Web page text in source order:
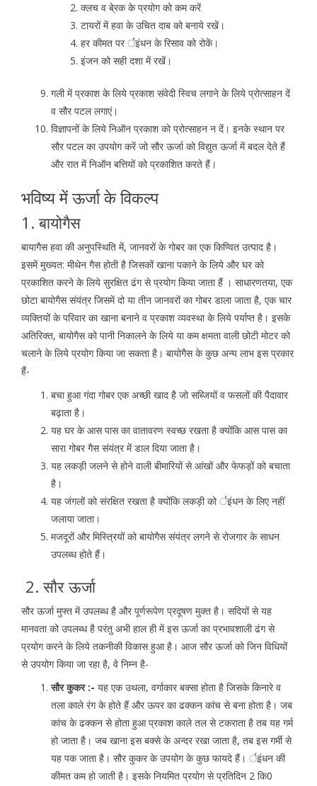
क्लच व बे्रक के प्रयोग को कम करें
टायरों में हवा के उचित दाब को बनाये रखें।
हर कीमत पर र्इंधन के रिसाव को रोकें।
इंजन को सही दशा में रखें।
गली में प्रकाश के लिये प्रकाश संवेदी स्विच लगाने के लिये प्रोत्साहन दें
व सौर पटल लगाएं।
विज्ञापनों के लिये निऑन प्रकाश को प्रोत्साहन न दें। इनके स्थान पर
सौर पटल का उपयोग करें जो सौर ऊर्जा को विद्युत ऊर्जा में बदल देते हैं
और रात में निऑन बत्तियों को प्रकाशित करते हैं।
भविष्य में ऊर्जा के विकल्प
1. बायोगैस
बायागैस हवा की अनुपस्थिति में, जानवरों के गोबर का एक किण्वित उत्पाद है।
इसमें मुख्यत: मीथेन गैस होती है जिसकों खाना पकाने के लिये और घर को
प्रकाशित करने के लिये सुरक्षित ढंग से प्रयोग किया जाता हैं । साधारणतया, एक
छोटा बायोगैस संयंत्र जिसमें दो या तीन जानवरों का गोबर डाला जाता है, एक चार
व्यक्तियों के परिवार का खाना बनाने व प्रकाश व्यवस्था के लिये पर्याप्त है। इसके
अतिरिक्त, बायोगैस को पानी निकालने के लिये या कम क्षमता वाली छोटी मोटर को
चलाने के लिये प्रयोग किया जा सकता है। बायोगैस के कुछ अन्य लाभ इस प्रकार
हैं-
बचा हुआ गंदा गोबर एक अच्छी खाद है जो सब्जियों व फसलों की पैदावार
बढ़ाता है।
यह घर के आस पास का वातावरण स्वच्छ रखता है क्योंकि आस पास का
सारा गोबर गैस संयंत्र में डाल दिया जाता है।
यह लकड़ी जलने से होने वाली बीमारियों से आंखों और फेफड़ों को बचाता
है।
यह जंगलों को संरक्षित रखता है क्योंकि लकड़ी को र्इंधन के लिए नहीं
जलाया जाता।
मजदूरों और मिस्त्रियों को बायोगैस संयंत्र लगने से रोजगार के साधन
उपलब्ध होते हैं।
2. सौर ऊर्जा
सौर ऊर्जा मुफ्त में उपलब्ध है और पूर्णरूपेण प्रदूषण मुक्त है। सदियों से यह
मानवता को उपलब्ध है परंतु अभी हाल ही में इस ऊर्जा का प्रभावशाली ढंग से
प्रयोग करने के लिये तकनीकी विकास हुआ है। आज सौर ऊर्जा को जिन विधियों
से उपयोग किया जा रहा है, वे निम्न है-
सौर कुकर :- यह एक उथला, वर्गाकार बक्सा होता है जिसके किनारे व
तला काले रंग के होते हैं और ऊपर का ढक्कन कांच से बना होता है। जब
कांच के ढक्कन से होता हुआ प्रकाश काले तल से टकराता है तब यह गर्म
हो जाता है। जब खाना इस बक्से के अन्दर रखा जाता है, तब इस गर्मी से
यह पक जाता है। सौर कुकर के उपयोग के कुछ फायदे हैं। र्इंधन की
कीमत कम हो जाती है। इसके नियमित प्रयोग से प्रतिदिन 2 कि0